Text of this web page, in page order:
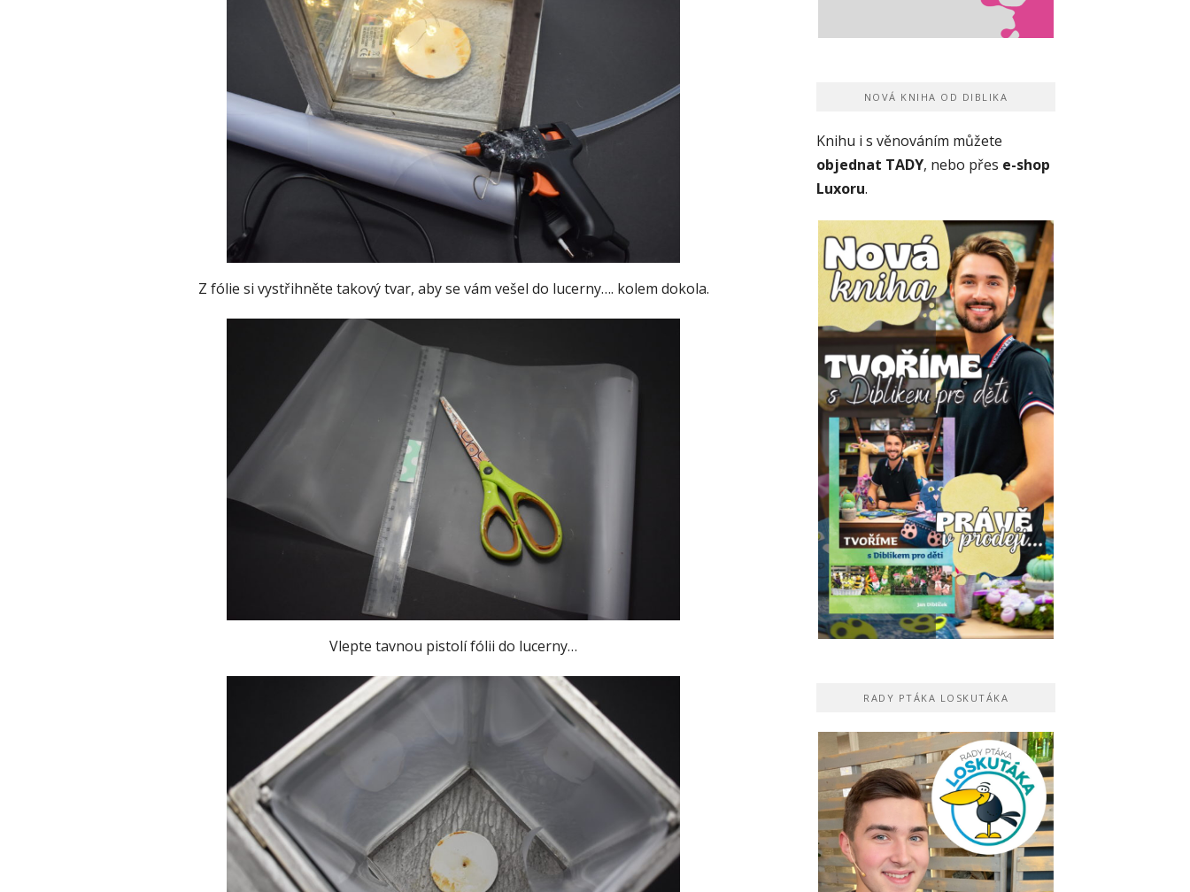
Z fólie si vystřihněte takový tvar, aby se vám vešel do lucerny…. kolem dokola.
Vlepte tavnou pistolí fólii do lucerny…
NOVÁ KNIHA OD DIBLIKA
Knihu i s věnováním můžete
objednat TADY, nebo přes e-shop
Luxoru.
RADY PTÁKA LOSKUTÁKA